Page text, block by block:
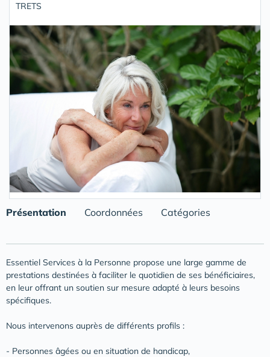
TRETS
Présentation Coordonnées Catégories
Essentiel Services à la Personne propose une large gamme de
prestations destinées à faciliter le quotidien de ses bénéficiaires,
en leur offrant un soutien sur mesure adapté à leurs besoins
spécifiques.
Nous intervenons auprès de différents profils :
- Personnes âgées ou en situation de handicap,